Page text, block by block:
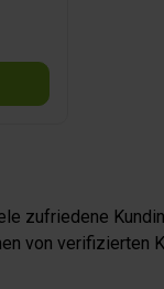
zufriedene
von verifizierten